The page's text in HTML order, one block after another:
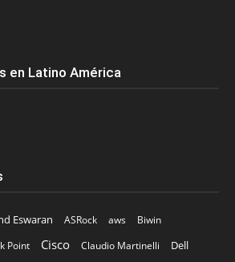
en Latino América
Eswaran ASRock aws
Biwin
Point Cisco Claudio Martinelli Dell